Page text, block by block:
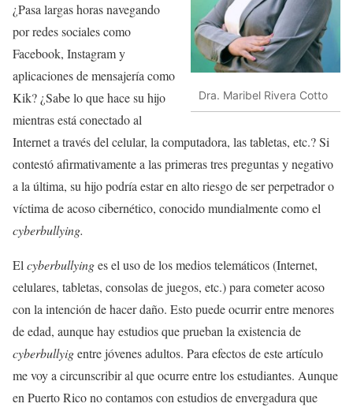
Dra. Maribel Rivera Cotto
¿Pasa largas horas navegando
por redes sociales como
Facebook, Instagram y
aplicaciones de mensajería como
Kik? ¿Sabe lo que hace su hijo
mientras está conectado al
Internet a través del celular, la computadora, las tabletas, etc.? Si
contestó afirmativamente a las primeras tres preguntas y negativo
a la última, su hijo podría estar en alto riesgo de ser perpetrador o
víctima de acoso cibernético, conocido mundialmente como el
cyberbullying.
Elcyberbullyinges el uso de los medios telemáticos (Internet,
celulares, tabletas, consolas de juegos, etc.) para cometer acoso
con la intención de hacer daño. Esto puede ocurrir entre menores
de edad, aunque hay estudios que prueban la existencia de
cyberbullyigentre jóvenes adultos. Para efectos de este artículo
me voy a circunscribir al que ocurre entre los estudiantes. Aunque
en Puerto Rico no contamos con estudios de envergadura que